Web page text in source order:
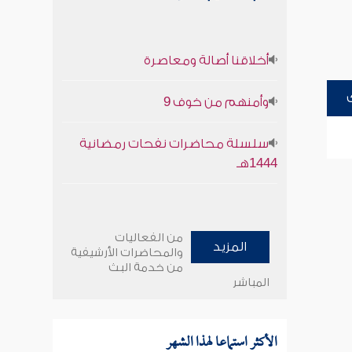
أخلاقنا أصالة ومعاصرة
وأمنهم من خوف 9
سلسلة محاضرات نفحات رمضانية
1444هـ
المزيد
من الفعاليات
والمحاضرات الأرشيفية
من خدمة البث
المباشر
الأكثر استماعا لهذا الشهر